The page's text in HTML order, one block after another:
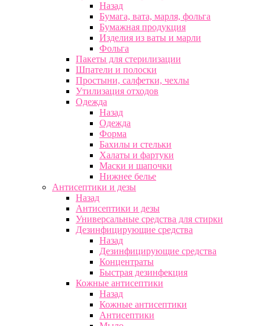
Назад
Бумага, вата, марля, фольга
Бумажная продукция
Изделия из ваты и марли
Фольга
Пакеты для стерилизации
Шпатели и полоски
Простыни, салфетки, чехлы
Утилизация отходов
Одежда
Назад
Одежда
Форма
Бахилы и стельки
Халаты и фартуки
Маски и шапочки
Нижнее белье
Антисептики и дезы
Назад
Антисептики и дезы
Универсальные средства для стирки
Дезинфицирующие средства
Назад
Дезинфицирующие средства
Концентраты
Быстрая дезинфекция
Кожные антисептики
Назад
Кожные антисептики
Антисептики